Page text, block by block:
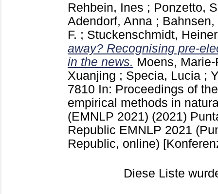
Rehbein, Ines ; Ponzetto,
Adendorf, Anna ; Bahnsen,
F. ; Stuckenschmidt, Heiner
away? Recognising pre-
in the news. Moens,
Xuanjing ; Specia, Lucia ;
7810 In: Proceedings of
empirical methods in
(EMNLP 2021) (2021)
Republic EMNLP 2021
Republic, online)
Diese Liste